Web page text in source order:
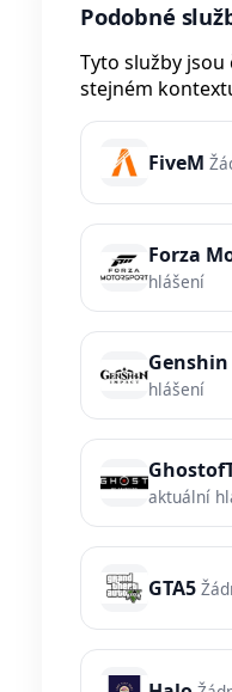
Podobné
Tyto služby jsou
stejném
FiveM
Forza
hlášení
hlášení
aktuální
GTA5